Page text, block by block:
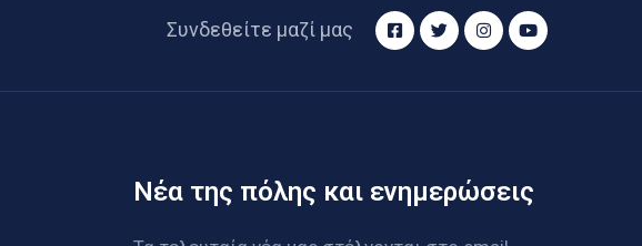
Συνδεθείτε μαζί μας
Νέα της πόλης και ενημερώσεις